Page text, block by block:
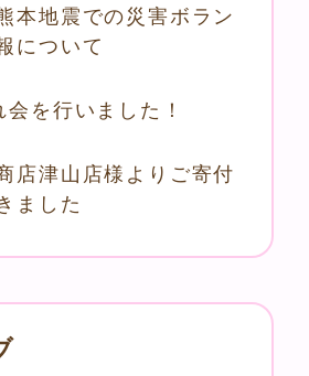
本地震での災害ボラン
について
を行いました！
店津山店様よりご寄付
ました